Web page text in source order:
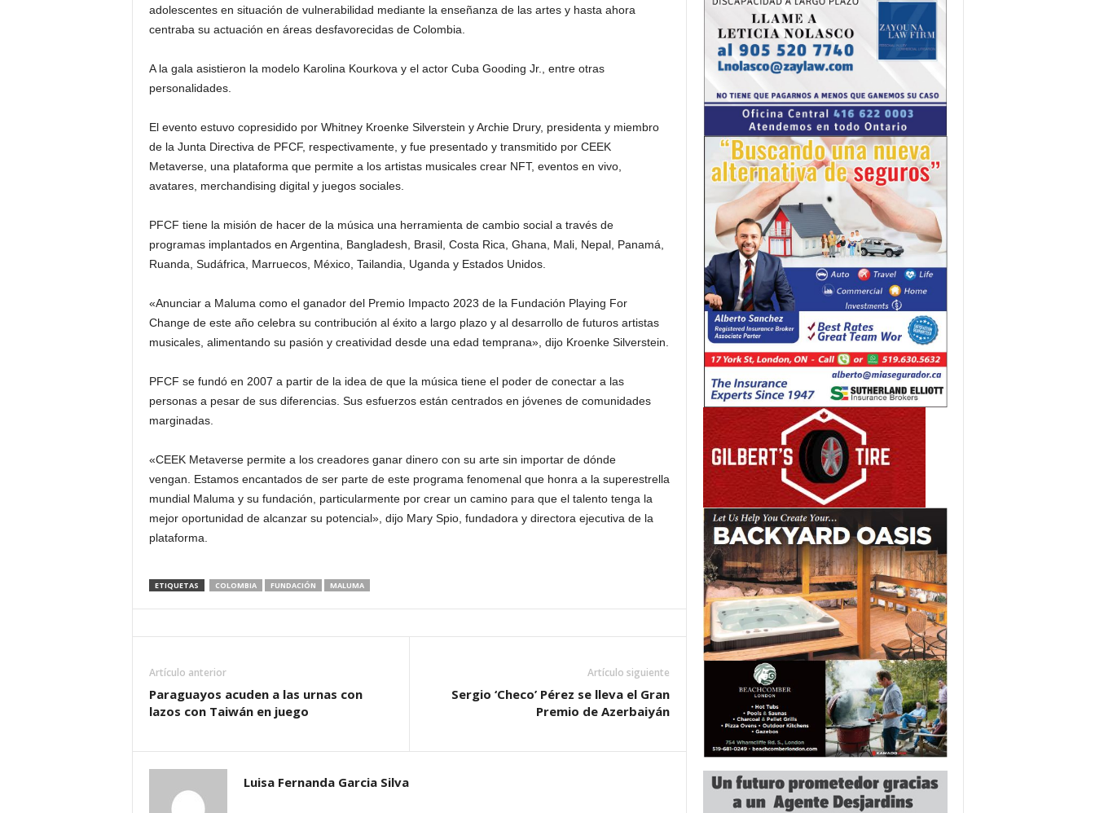
adolescentes en situación de vulnerabilidad mediante la enseñanza de las artes y hasta ahora
centraba su actuación en áreas desfavorecidas de Colombia.
A la gala asistieron la modelo Karolina Kourkova y el actor Cuba Gooding Jr., entre otras
personalidades.
El evento estuvo copresidido por Whitney Kroenke Silverstein y Archie Drury, presidenta y miembro
de la Junta Directiva de PFCF, respectivamente, y fue presentado y transmitido por CEEK
Metaverse, una plataforma que permite a los artistas musicales crear NFT, eventos en vivo,
avatares, merchandising digital y juegos sociales.
PFCF tiene la misión de hacer de la música una herramienta de cambio social a través de
programas implantados en Argentina, Bangladesh, Brasil, Costa Rica, Ghana, Mali, Nepal, Panamá,
Ruanda, Sudáfrica, Marruecos, México, Tailandia, Uganda y Estados Unidos.
«Anunciar a Maluma como el ganador del Premio Impacto 2023 de la Fundación Playing For
Change de este año celebra su contribución al éxito a largo plazo y al desarrollo de futuros artistas
musicales, alimentando su pasión y creatividad desde una edad temprana», dijo Kroenke Silverstein.
PFCF se fundó en 2007 a partir de la idea de que la música tiene el poder de conectar a las
personas a pesar de sus diferencias. Sus esfuerzos están centrados en jóvenes de comunidades
marginadas.
«CEEK Metaverse permite a los creadores ganar dinero con su arte sin importar de dónde
vengan. Estamos encantados de ser parte de este programa fenomenal que honra a la superestrella
mundial Maluma y su fundación, particularmente por crear un camino para que el talento tenga la
mejor oportunidad de alcanzar su potencial», dijo Mary Spio, fundadora y directora ejecutiva de la
plataforma.
ETIQUETAS COLOMBIA FUNDACIÓN MALUMA
Artículo anterior
Paraguayos acuden a las urnas con
lazos con Taiwán en juego
Artículo siguiente
Sergio ‘Checo’ Pérez se lleva el Gran
Premio de Azerbaiyán
Luisa Fernanda Garcia Silva